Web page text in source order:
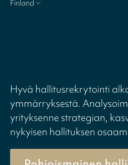
Finland
Hyvä hallitusrekrytointi
ymmärryksestä.
yrityksenne strategian,
nykyisen hallituksen